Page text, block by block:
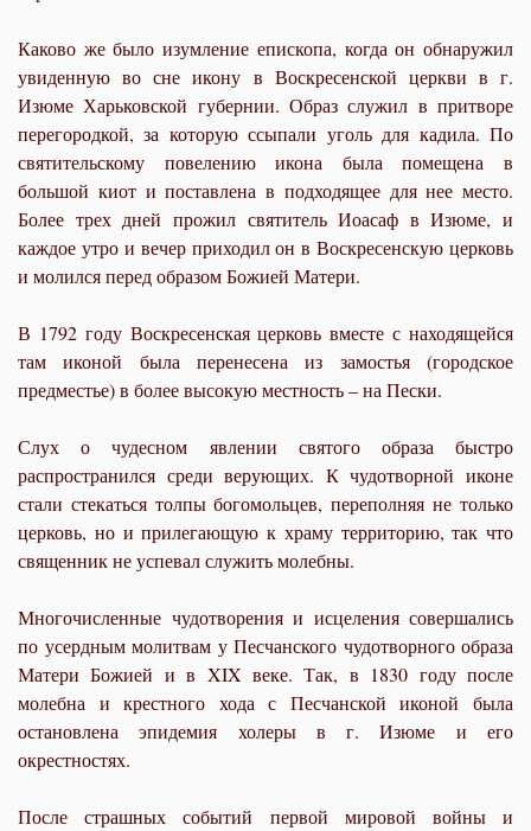
Каково же было изумление епископа, когда он обнаружил
увиденную во сне икону в Воскресенской церкви в г.
Изюме Харьковской губернии. Образ служил в притворе
перегородкой, за которую ссыпали уголь для кадила. По
святительскому повелению икона была помещена в
большой киот и поставлена в подходящее для нее место.
Более трех дней прожил святитель Иоасаф в Изюме, и
каждое утро и вечер приходил он в Воскресенскую церковь
и молился перед образом Божией Матери.
В 1792 году Воскресенская церковь вместе с находящейся
там иконой была перенесена из замостья (городское
предместье) в более высокую местность – на Пески.
Слух о чудесном явлении святого образа быстро
распространился среди верующих. К чудотворной иконе
стали стекаться толпы богомольцев, переполняя не только
церковь, но и прилегающую к храму территорию, так что
священник не успевал служить молебны.
Многочисленные чудотворения и исцеления совершались
по усердным молитвам у Песчанского чудотворного образа
Матери Божией и в XIX веке. Так, в 1830 году после
молебна и крестного хода с Песчанской иконой была
остановлена эпидемия холеры в г. Изюме и его
окрестностях.
После страшных событий первой мировой войны и